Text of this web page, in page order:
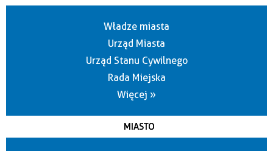
Władze miasta
Urząd Miasta
Urząd Stanu Cywilnego
Rada Miejska
Więcej »
MIASTO